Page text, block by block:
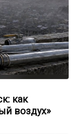
как
воздух»